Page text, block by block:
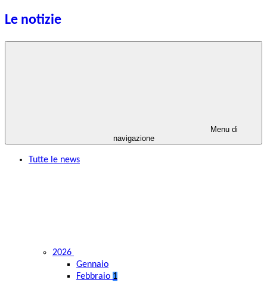
Le notizie
Menu di
navigazione
Tutte le news
2026
Gennaio
Febbraio 1